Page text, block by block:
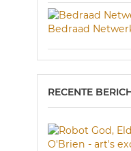
Bedraad
RECENTE